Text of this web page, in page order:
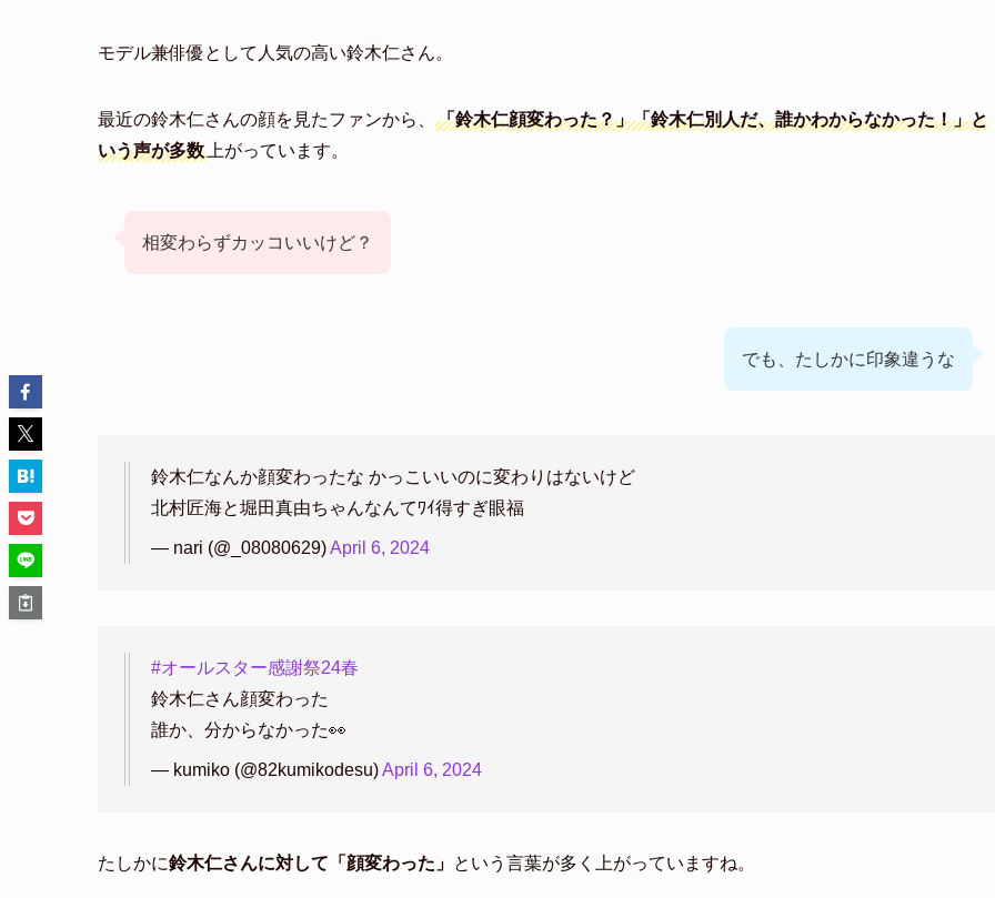
モデル兼俳優として人気の高い鈴木仁さん。
最近の鈴木仁さんの顔を見たファンから、
「鈴木仁顔変わった？」「鈴木仁別人だ、誰かわからなかった！」と
いう声が多数 上がっています。
相変わらずカッコいいけど？
でも、たしかに印象違うな
鈴木仁なんか顔変わったな かっこいいのに変わりはないけど
北村匠海と堀田真由ちゃんなんてﾜｲ得すぎ眼福
— nari (@_08080629)April 6, 2024
#オールスター感謝祭24春
鈴木仁さん顔変わった
誰か、分からなかった👀
— kumiko (@82kumikodesu)April 6, 2024
たしかに鈴木仁さんに対して「顔変わった」 という言葉が多く上がっていますね。